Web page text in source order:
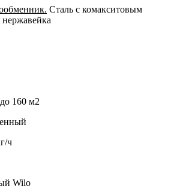
Сталь с комакситовым
до 160 м2
ч
Wilo